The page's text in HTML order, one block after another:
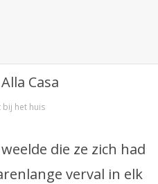
het huis
die ze zich had
verval in elk